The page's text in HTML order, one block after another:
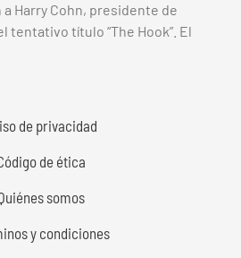
Harry Cohn, presidente de
tentativo título “The Hook”. El
de privacidad
de ética
somos
y condiciones